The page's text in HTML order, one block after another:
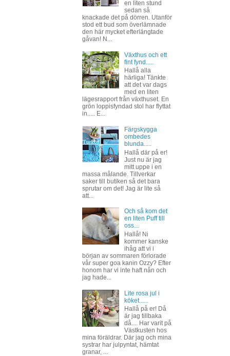
en liten stund
sedan så
knackade det på dörren. Utanför
stod ett bud som överlämnade
den här mycket efterlängtade
gåvan! N...
Växthus och ett
fint fynd.....
Hallå alla
härliga! Tänkte
att det var dags
med en liten
lägesrapport från växthuset. En
grön loppisfyndad stol har flyttat
in..... E...
Färgskygga
ombedes
blunda.....
Hallå där på er!
Just nu är jag
mitt uppe i en
massa målande. Tillverkar
saker till butiken så det bara
sprutar om det! Jag är lite så
att...
Och så kom det
en liten Puff till
oss...
Hallå! Ni
kommer kanske
ihåg att vi i
början av sommaren förlorade
vår super goa kanin Ozzy? Efter
honom har vi inte haft nån och
jag hade...
Lite rosa jul i
köket......
Hallå på er! Då
är jag tillbaka
då.... Har varit på
Västkusten hos
mina föräldrar. Där jag och mina
systrar har julpyntat, hämtat
granar, ...